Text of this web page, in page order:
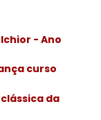
- Ano
curso
da